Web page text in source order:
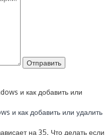
и как добавить или удалить